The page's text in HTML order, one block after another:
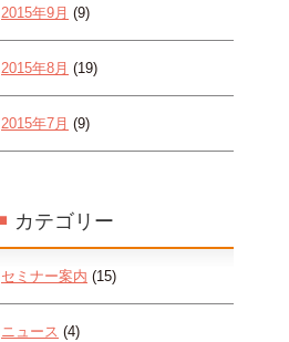
2015年9月 (9)
2015年8月 (19)
2015年7月 (9)
カテゴリー
セミナー案内 (15)
ニュース (4)